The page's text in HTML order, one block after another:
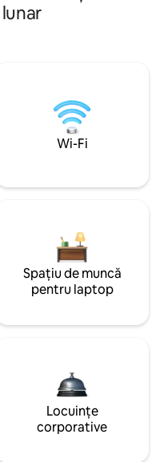
Wi-Fi
Spațiu de muncă
pentru laptop
Locuințe
corporative